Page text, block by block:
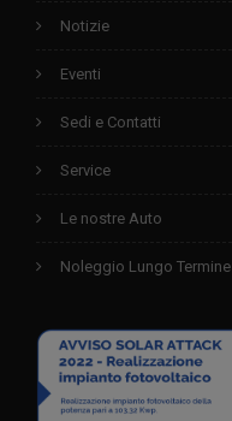
Notizie
Eventi
Sedi e Contatti
Service
Le nostre Auto
Noleggio Lungo Termine